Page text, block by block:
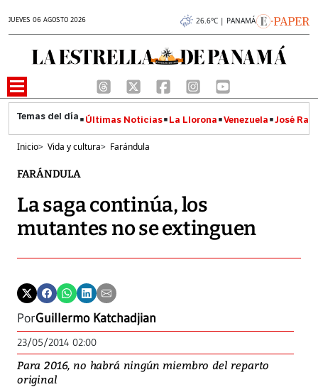
JUEVES 06 AGOSTO 2026 26.6°C | PANAMÁ
Últimas Noticias La Llorona Venezuela José
Inicio> Vida y cultura> Farándula
FARÁNDULA
La saga continúa, los
mutantes no se extinguen
PorGuillermo Katchadjian
23/05/2014 02:00
Para 2016, no habrá ningún miembro del reparto
original